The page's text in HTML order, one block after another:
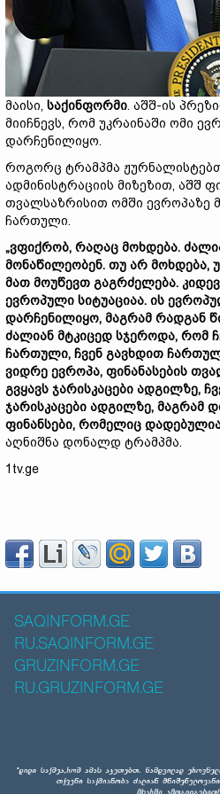
მაისი, საქინფორმი. აშშ-ის
მიიჩნევს, რომ უკრაინაში ომი
დარჩენილიყო.
როგორც ტრამპმა
ადმინისტრაციის მიზეზით, აშშ
თვალსაზრისით ომში ევროპაზე
ჩართული.
„ვფიქრობ, რაღაც მოხდება.
მონაწილეობენ. თუ არ მოხდება,
მათ მოუწევთ გაგრძელება.
ევროპული სიტუაციაა. ის
დარჩენილიყო, მაგრამ რადგან
ძალიან მტკიცედ სჯეროდა, რომ
ჩართული, ჩვენ გავხდით
ვიდრე ევროპა, ფინანასების
გვყავს ჯარისკაცები ადგილზე,
ჯარისკაცები ადგილზე, მაგრამ
ფინანსები, რომელიც
აღნიშნა დონალდ ტრამპმა.
1tv.ge
SAQINFORM.GE
RU.SAQINFORM.GE
GRUZINFORM.GE
RU.GRUZINFORM.GE